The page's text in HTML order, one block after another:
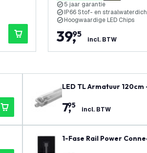
5 jaar garantie
IP66 Stof- en
Hoogwaardige LED Chips
39,
95
incl. BTW
LED TL Armatuur 120cm -
7,
95 incl. BTW
1-Fase Rail Power